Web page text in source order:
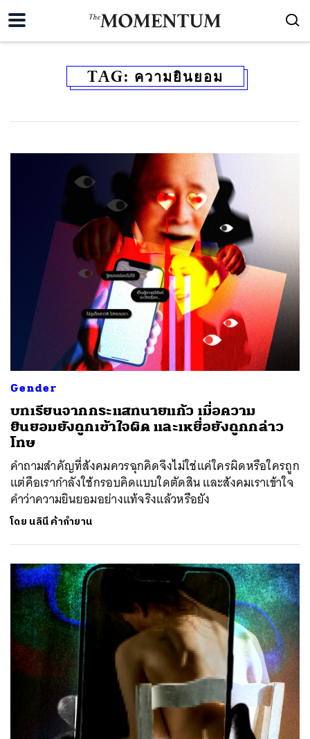
TAG: ความยินยอม
Gender
บทเรียนจากกระแสทนายแก้ว เมื่อความ
ยินยอมยังถูกเข้าใจผิด และเหยื่อยังถูกกล่าว
โทษ
คำถามสำคัญที่สังคมควรฉุกคิดจึงไม่ใช่แค่ใครผิดหรือใครถูก
แต่คือเรากำลังใช้กรอบคิดแบบใดตัดสิน และสังคมเราเข้าใจ
คำว่าความยินยอมอย่างแท้จริงแล้วหรือยัง
โดย นลินี ค้ากำยาน